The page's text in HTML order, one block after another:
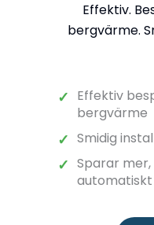
Effektiv.
bergvärme.
✓ Effektiv
bergvärme
✓ Smidig
✓ Sparar